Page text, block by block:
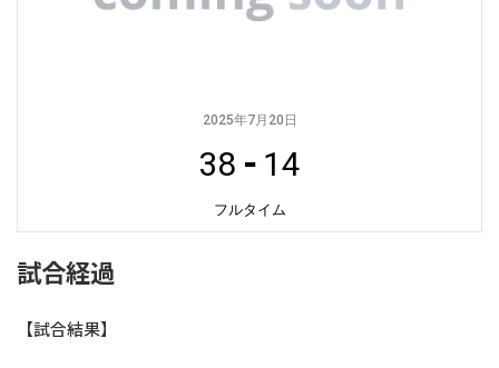
2025年7月20日
38 - 14
フルタイム
試合経過
【試合結果】